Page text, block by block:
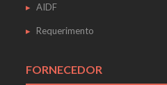
AIDF
Requerimento
FORNECEDOR